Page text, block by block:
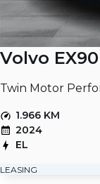
Volvo EX90
Twin Motor
1.966 KM
2024
EL
LEASING